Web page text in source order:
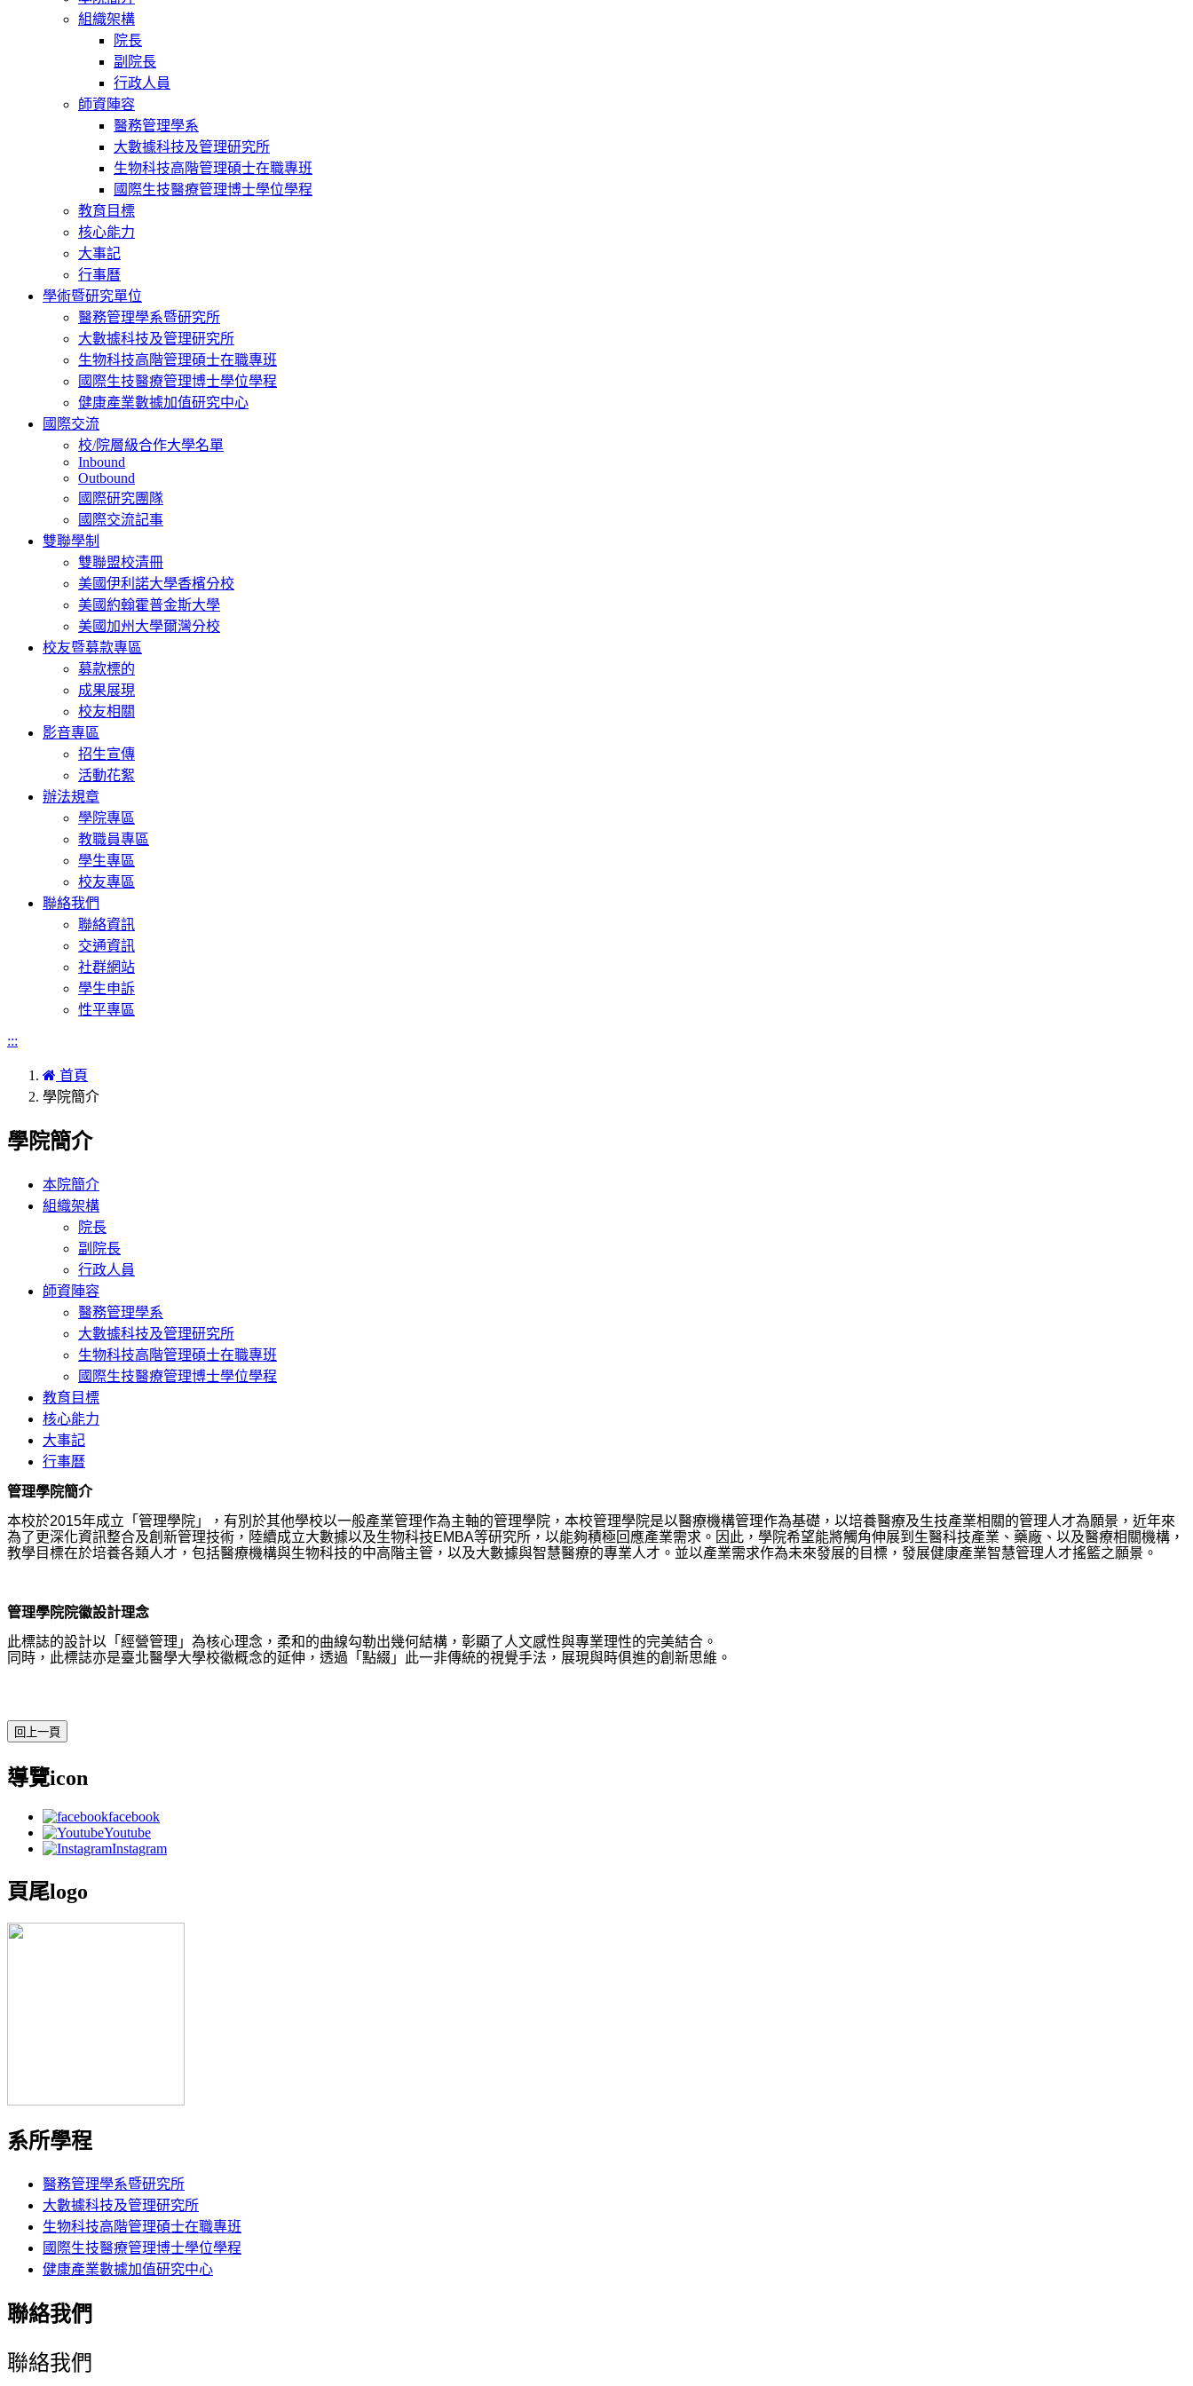
組織架構
院長
副院長
行政人員
師資陣容
醫務管理學系
大數據科技及管理研究所
生物科技高階管理碩士在職專班
國際生技醫療管理博士學位學程
教育目標
核心能力
大事記
行事曆
學術暨研究單位
醫務管理學系暨研究所
大數據科技及管理研究所
生物科技高階管理碩士在職專班
國際生技醫療管理博士學位學程
健康產業數據加值研究中心
國際交流
校/院層級合作大學名單
Inbound
Outbound
國際研究團隊
國際交流記事
雙聯學制
雙聯盟校清冊
美國伊利諾大學香檳分校
美國約翰霍普金斯大學
美國加州大學爾灣分校
校友暨募款專區
募款標的
成果展現
校友相關
影音專區
招生宣傳
活動花絮
辦法規章
學院專區
教職員專區
學生專區
校友專區
聯絡我們
聯絡資訊
交通資訊
社群網站
學生申訴
性平專區
:::
首頁
學院簡介
學院簡介
本院簡介
組織架構
院長
副院長
行政人員
師資陣容
醫務管理學系
大數據科技及管理研究所
生物科技高階管理碩士在職專班
國際生技醫療管理博士學位學程
教育目標
核心能力
大事記
行事曆
管理學院簡介
本校於2015年成立「管理學院」，有別於其他學校以一般產業管理作為主軸的管理學院，本校管理學院是以醫療機構管理作為基礎，以培養醫療及生技產業相關的管理人才為願景，近年來
為了更深化資訊整合及創新管理技術，陸續成立大數據以及生物科技EMBA等研究所，以能夠積極回應產業需求。因此，學院希望能將觸角伸展到生醫科技產業、藥廠、以及醫療相關機構，
教學目標在於培養各類人才，包括醫療機構與生物科技的中高階主管，以及大數據與智慧醫療的專業人才。並以產業需求作為未來發展的目標，發展健康產業智慧管理人才搖籃之願景。
管理學院院徽設計理念
此標誌的設計以「經營管理」為核心理念，柔和的曲線勾勒出幾何結構，彰顯了人文感性與專業理性的完美結合。
同時，此標誌亦是臺北醫學大學校徽概念的延伸，透過「點綴」此一非傳統的視覺手法，展現與時俱進的創新思維。
導覽icon
facebook
Youtube
Instagram
頁尾logo
系所學程
醫務管理學系暨研究所
大數據科技及管理研究所
生物科技高階管理碩士在職專班
國際生技醫療管理博士學位學程
健康產業數據加值研究中心
聯絡我們
聯絡我們